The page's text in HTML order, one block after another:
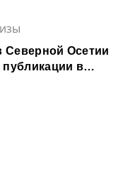
Осетии
публикации в